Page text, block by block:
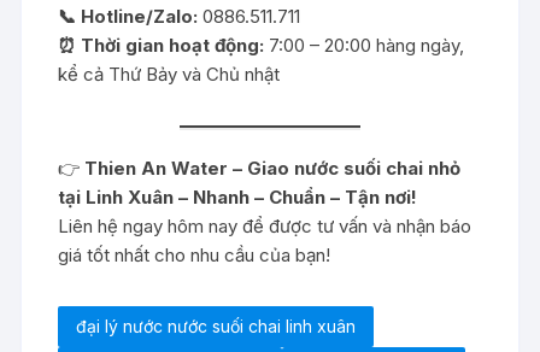
📞 Hotline/Zalo: 0886.511.711
⏰ Thời gian hoạt động: 7:00 – 20:00 hàng ngày,
kể cả Thứ Bảy và Chủ nhật
👉 Thien An Water – Giao nước suối chai nhỏ
tại Linh Xuân – Nhanh – Chuẩn – Tận nơi!
Liên hệ ngay hôm nay để được tư vấn và nhận báo
giá tốt nhất cho nhu cầu của bạn!
đại lý nước nước suối chai linh xuân